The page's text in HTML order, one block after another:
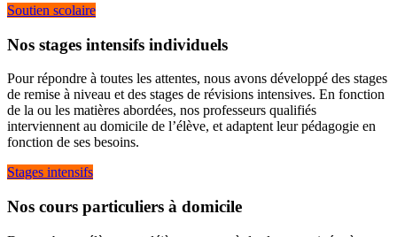
Soutien scolaire
Nos stages intensifs individuels
Pour répondre à toutes les attentes, nous avons développé des stages
de remise à niveau et des stages de révisions intensives. En fonction
de la ou les matières abordées, nos professeurs qualifiés
interviennent au domicile de l’élève, et adaptent leur pédagogie en
fonction de ses besoins.
Stages intensifs
Nos cours particuliers à domicile